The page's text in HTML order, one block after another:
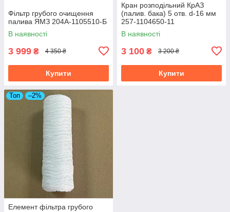
Фільтр грубого очищення
палива ЯМЗ 204А-1105510-Б
В наявності
3 999 ₴ 4 350 ₴
Купити
Кран розподільний КрАЗ
(палив. бака) 5 отв. d-16 мм
257-1104650-11
В наявності
3 100 ₴ 3 200 ₴
Купити
Топ –2%
Елемент фільтра грубого